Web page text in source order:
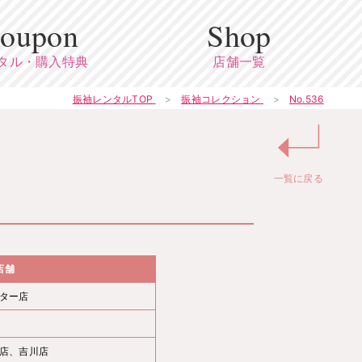
ル・購入特典
Shop
店舗一覧
振袖レンタルTOP 振袖コレクション No.536
↵
一覧に戻る
舗
ー店
、吉川店